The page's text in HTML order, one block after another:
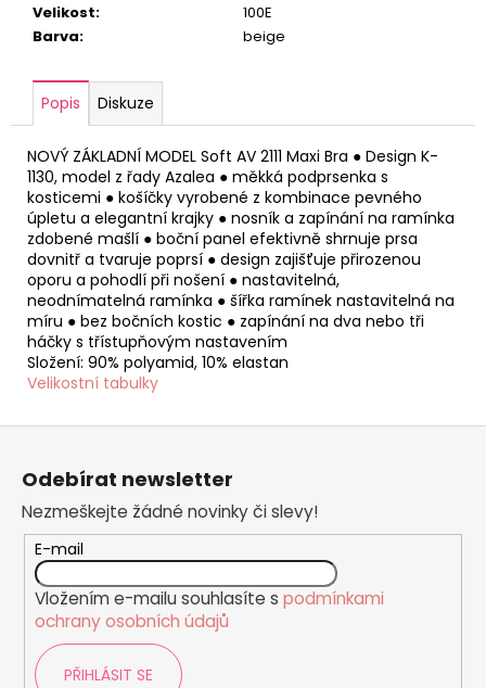
Velikost:
100E
Barva: beige
Popis Diskuze
NOVÝ ZÁKLADNÍ MODEL Soft AV 2111 Maxi Bra ● Design K-
1130, model z řady Azalea ● měkká podprsenka s
kosticemi ● košíčky vyrobené z kombinace pevného
úpletu a elegantní krajky ● nosník a zapínání na ramínka
zdobené mašlí ● boční panel efektivně shrnuje prsa
dovnitř a tvaruje poprsí ● design zajišťuje přirozenou
oporu a pohodlí při nošení ● nastavitelná,
neodnímatelná ramínka ● šířka ramínek nastavitelná na
míru ● bez bočních kostic ● zapínání na dva nebo tři
háčky s třístupňovým nastavením
Složení: 90% polyamid, 10% elastan
Velikostní tabulky
Z
Odebírat newsletter
Nezmeškejte žádné novinky či slevy!
E-mail
Vložením e-mailu souhlasíte s podmínkami
ochrany osobních údajů
PŘIHLÁSIT SE